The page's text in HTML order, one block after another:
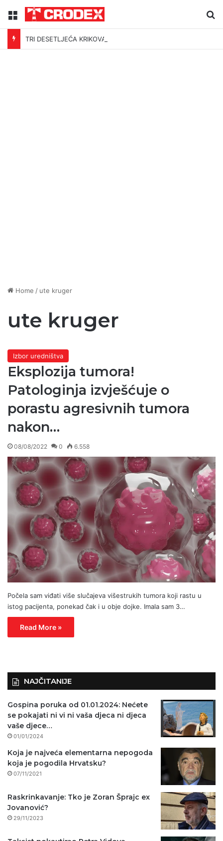
Menu
TRI DESETLJEĆA KRIKOVA OČAJNIKA
Home / ute kruger
ute kruger
Izbor uredništva
Eksplozija tumora!
Patologinja izvješćuje o
porastu agresivnih tumora
nakon…
08/08/2022 0 6.558
Počela sam viđati više slučajeva višestrukih tumora koji rastu u
istog pacijenta, ponekad čak i u obje dojke. Imala sam 3…
Read More »
NAJČITANIJE
Gospina poruka od 01.01.2024: Nećete
se pokajati ni vi ni vaša djeca ni djeca
vaše djece…
01/01/2024
Koja je najveća elementarna nepogoda
koja je pogodila Hrvatsku?
07/11/2021
Raskrinkavanje: Tko je Zoran Šprajc ex
Jovanović?
29/11/2023